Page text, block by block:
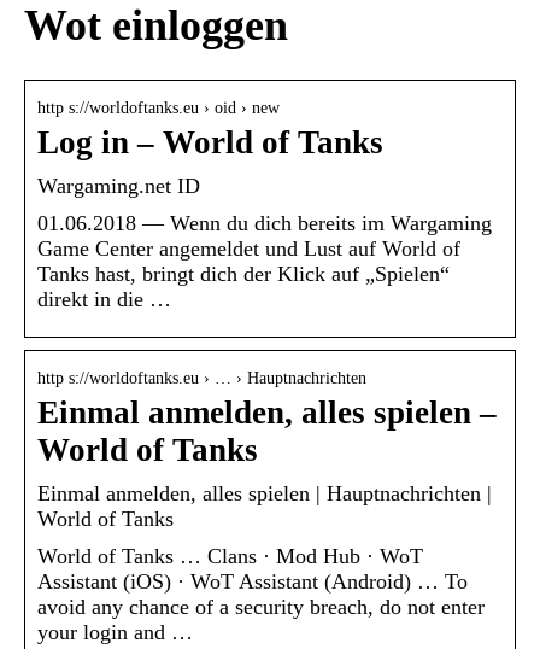
Wot einloggen
http s://worldoftanks.eu › oid › new
Log in – World of Tanks
Wargaming.net ID
01.06.2018 — Wenn du dich bereits im Wargaming
Game Center angemeldet und Lust auf World of
Tanks hast, bringt dich der Klick auf „Spielen“
direkt in die …
http s://worldoftanks.eu › … › Hauptnachrichten
Einmal anmelden, alles spielen –
World of Tanks
Einmal anmelden, alles spielen | Hauptnachrichten |
World of Tanks
World of Tanks … Clans · Mod Hub · WoT
Assistant (iOS) · WoT Assistant (Android) … To
avoid any chance of a security breach, do not enter
your login and …